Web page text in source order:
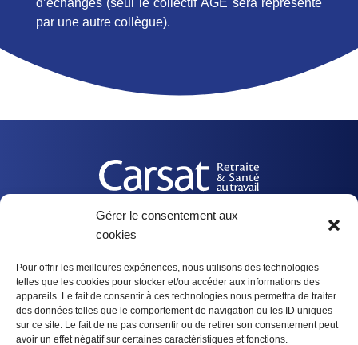
Gérer le consentement aux
cookies
Pour offrir les meilleures expériences, nous utilisons des technologies
telles que les cookies pour stocker et/ou accéder aux informations des
appareils. Le fait de consentir à ces technologies nous permettra de traiter
des données telles que le comportement de navigation ou les ID uniques
sur ce site. Le fait de ne pas consentir ou de retirer son consentement peut
avoir un effet négatif sur certaines caractéristiques et fonctions.
d’échanges (seul le collectif AGE sera représenté
par une autre collègue).​
Suivez-nous
@CarsatBretagne